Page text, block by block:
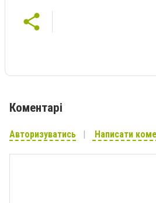
Коментарі
Авторизуватись Написати